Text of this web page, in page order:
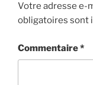
Votre adresse e-
obligatoires sont
Commentaire*